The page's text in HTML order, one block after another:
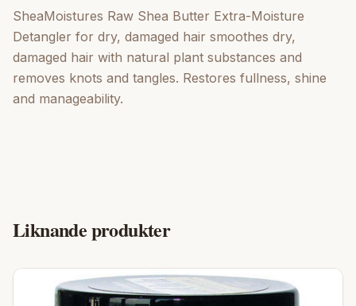
SheaMoistures Raw Shea Butter Extra-Moisture
Detangler for dry, damaged hair smoothes dry,
damaged hair with natural plant substances and
removes knots and tangles. Restores fullness, shine
and manageability.
Liknande produkter